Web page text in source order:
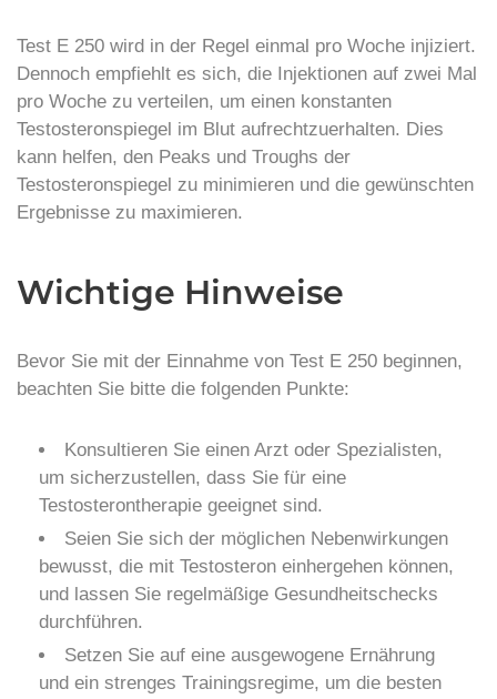
Test E 250 wird in der Regel einmal pro Woche injiziert.
Dennoch empfiehlt es sich, die Injektionen auf zwei Mal
pro Woche zu verteilen, um einen konstanten
Testosteronspiegel im Blut aufrechtzuerhalten. Dies
kann helfen, den Peaks und Troughs der
Testosteronspiegel zu minimieren und die gewünschten
Ergebnisse zu maximieren.
Wichtige Hinweise
Bevor Sie mit der Einnahme von Test E 250 beginnen,
beachten Sie bitte die folgenden Punkte:
Konsultieren Sie einen Arzt oder Spezialisten,
um sicherzustellen, dass Sie für eine
Testosterontherapie geeignet sind.
Seien Sie sich der möglichen Nebenwirkungen
bewusst, die mit Testosteron einhergehen können,
und lassen Sie regelmäßige Gesundheitschecks
durchführen.
Setzen Sie auf eine ausgewogene Ernährung
und ein strenges Trainingsregime, um die besten